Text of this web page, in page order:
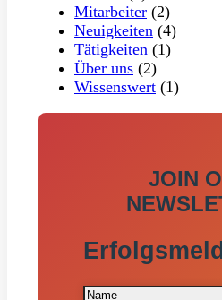
Mitarbeiter (2)
Neuigkeiten (4)
Tätigkeiten (1)
Über uns (2)
Wissenswert (1)
JOIN